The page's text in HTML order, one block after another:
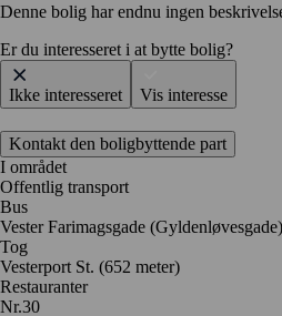
Denne bolig har endnu ingen
Er du interesseret i at bytte bolig?
Ikke interesseret Vis interesse
Kontakt den boligbyttende part
I området
Offentlig transport
Bus
Vester Farimagsgade
Tog
Vesterport St. (652 meter)
Restauranter
Nr.30